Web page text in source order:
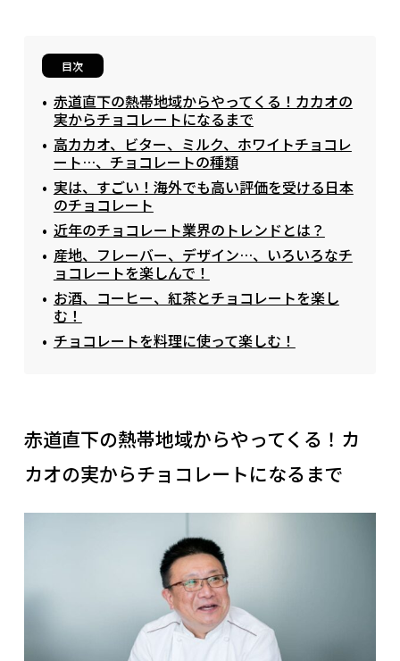
目次
赤道直下の熱帯地域からやってくる！カカオの
実からチョコレートになるまで
高カカオ、ビター、ミルク、ホワイトチョコレ
ート…、チョコレートの種類
実は、すごい！海外でも高い評価を受ける日本
のチョコレート
近年のチョコレート業界のトレンドとは？
産地、フレーバー、デザイン…、いろいろなチ
ョコレートを楽しんで！
お酒、コーヒー、紅茶とチョコレートを楽し
む！
チョコレートを料理に使って楽しむ！
赤道直下の熱帯地域からやってくる！カ
カオの実からチョコレートになるまで